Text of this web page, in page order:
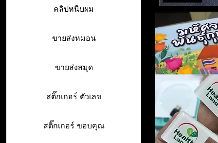
คลิปหนีบผม
ขายส่งหมอน
ขายส่งสมุด
สติ๊กเกอร์ ตัวเลข
สติ๊กเกอร์ ขอบคุณ